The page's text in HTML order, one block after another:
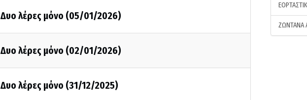
Δυο λέρες μόνο (05/01/2026)
Δυο λέρες μόνο (02/01/2026)
Δυο λέρες μόνο (31/12/2025)
ΖΩΝΤΑΝΑ